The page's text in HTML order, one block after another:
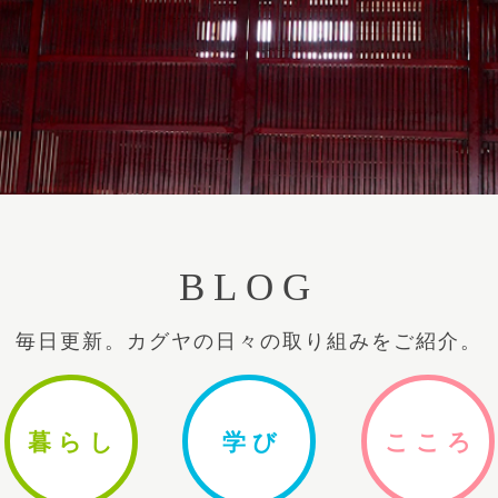
BLOG
毎日更新。カグヤの日々の取り組みをご紹介。
暮ら し 学 び ここ ろ